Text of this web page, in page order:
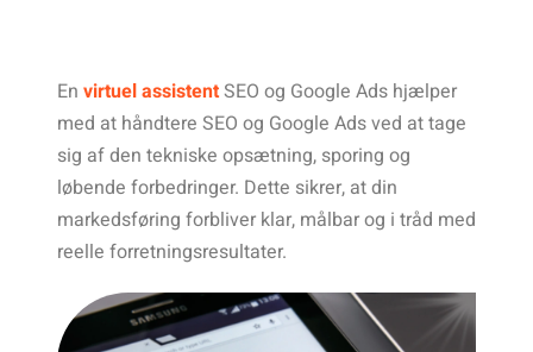
En virtuel assistentSEO og Google Ads hjælper
med at håndtere SEO og Google Ads ved at tage
sig af den tekniske opsætning, sporing og
løbende forbedringer. Dette sikrer, at din
markedsføring forbliver klar, målbar og i tråd med
reelle forretningsresultater.